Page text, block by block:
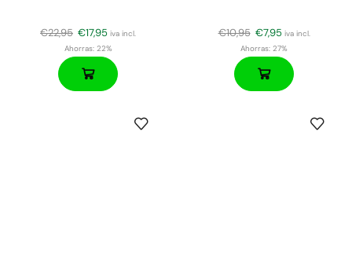
€22,95 €17,95 iva incl.
Ahorras:22%
€10,95 €7,95 iva incl.
Ahorras: 27%